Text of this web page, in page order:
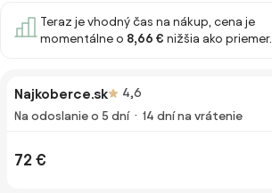
Teraz je vhodný čas na nákup, cena je
momentálne o 8,66 € nižšia ako priemer.
Najkoberce.sk
4,6
Na odoslanie o 5 dní
14 dní na vrátenie
72 €